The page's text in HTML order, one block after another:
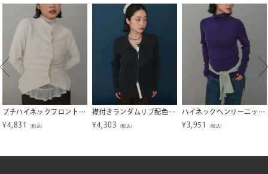
プチハイネックフロントギャザーボタンニット【miette ミエット】【メール便可／100】
¥4,831 （税込）
襟付きランダムリブ配色ニットカーディガン【miette ミエット】
¥4,303 （税込）
ハイネックヘンリーニットトップス【miette ミエット】
¥ 3,951 （税込）